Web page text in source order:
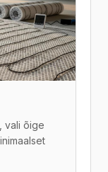
vali õige